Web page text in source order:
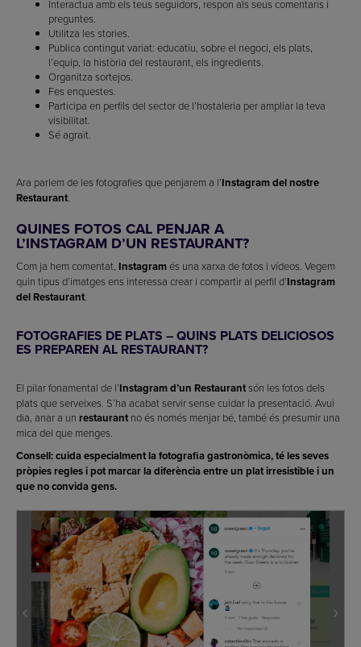
Interactua amb els teus seguidors, respon als seus comentaris i
preguntes.
Utilitza les stories.
Publica contingut variat: educatiu, sobre el negoci, els plats,
l’equip, la història del restaurant, els ingredients.
Organitza sortejos.
Fes enquestes.
Participa en perfils del sector de l’hostaleria per ampliar la teva
visibilitat.
Sé agraït.
Ara parlem de les fotografies que penjarem a l’Instagram del nostre
Restaurant.
QUINES FOTOS CAL PENJAR A
L’INSTAGRAM D’UN RESTAURANT?
Com ja hem comentat, Instagramés una xarxa de fotos i vídeos. Vegem
quin tipus d’imatges ens interessa crear i compartir al perfil d’Instagram
del Restaurant.
FOTOGRAFIES DE PLATS – QUINS PLATS DELICIOSOS
ES PREPAREN AL RESTAURANT?
El pilar fonamental de l’Instagram d’un Restaurantsón les fotos dels
plats que serveixes. S’ha acabat servir sense cuidar la presentació. Avui
dia, anar a un restaurant no és només menjar bé, també és presumir una
mica del que menges.
Consell: cuida especialment la fotografia gastronòmica, té les seves
pròpies regles i pot marcar la diferència entre un plat irresistible i un
que no convida gens.